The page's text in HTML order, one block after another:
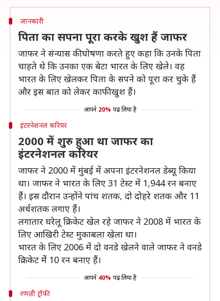
जानकारी
पिता का सपना पूरा करके खुश हैं जाफर
जाफर ने संन्यास की घोषणा करते हुए कहा कि उनके पिता
चाहते थे कि उनका एक बेटा भारत के लिए खेले। वह
भारत के लिए खेलकर पिता के सपने को पूरा कर चुके हैं
और इस बात को लेकर काफी खुश हैं।
आपने 20% पढ़ लिया है
इंटरनेशनल करियर
2000 में शुरु हुआ था जाफर का
इंटरनेशनल करियर
जाफर ने 2000 में मुंबई में अपना इंटरनेशनल डेब्यू किया
था। जाफर ने भारत के लिए 31 टेस्ट में 1,944 रन बनाए
हैं। इस दौरान उन्होंने पांच शतक, दो दोहरे शतक और 11
अर्धशतक लगाए हैं।
लगातार घरेलू क्रिकेट खेल रहे जाफर ने 2008 में भारत के
लिए आखिरी टेस्ट मुकाबला खेला था।
भारत के लिए 2006 में दो वनडे खेलने वाले जाफर ने वनडे
क्रिकेट मेें 10 रन बनाए हैं।
आपने 40% पढ़ लिया है
रणज़ी ट्रॉफी